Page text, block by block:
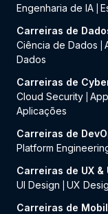
Engenharia de IA
Carreiras de
Ciência de Dados
Dados
Carreiras de
Cloud Security
Aplicações
Carreiras de
Platform
Carreiras de UX &
UI Design
UX
Carreiras de